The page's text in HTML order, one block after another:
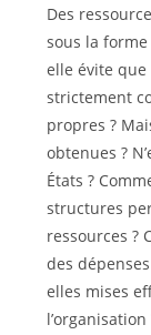
Des
sous la
elle évite que
strictement
propres ?
obtenues ?
États ?
structures
ressources ?
des
elles mises